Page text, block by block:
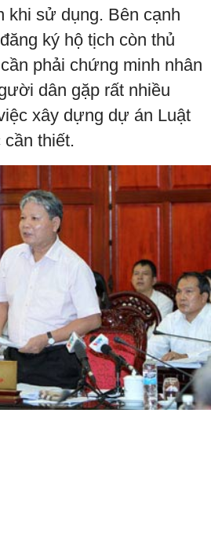
khi sử dụng. Bên cạnh
ký hộ tịch còn thủ
phải chứng minh nhân
dân gặp rất nhiều
xây dựng dự án Luật
thiết.